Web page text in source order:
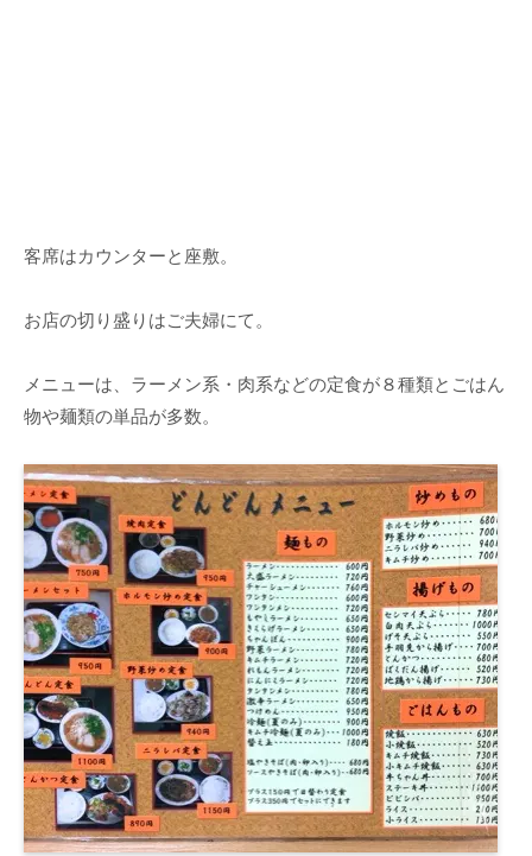
客席はカウンターと座敷。
お店の切り盛りはご夫婦にて。
メニューは、ラーメン系・肉系などの定食が８種類とごはん
物や麺類の単品が多数。